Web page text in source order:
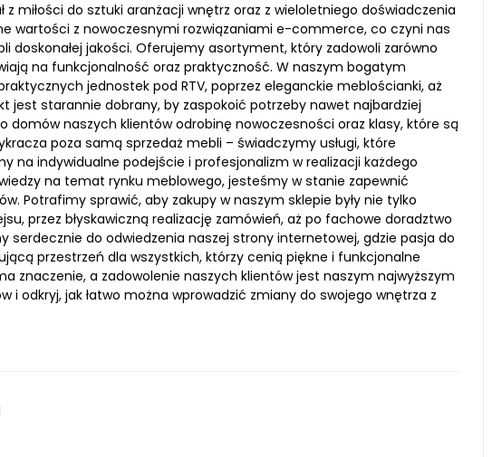
miłości do sztuki aranżacji wnętrz oraz z wieloletniego doświadczenia
wartości z nowoczesnymi rozwiązaniami e-commerce, co czyni nas
jakości. Oferujemy asortyment, który zadowoli zarówno
na funkcjonalność oraz praktyczność. W naszym bogatym
jednostek pod RTV, poprzez eleganckie meblościanki, aż
jest starannie dobrany, by zaspokoić potrzeby nawet najbardziej
naszych klientów odrobinę nowoczesności oraz klasy, które są
poza samą sprzedaż mebli – świadczymy usługi, które
na indywidualne podejście i profesjonalizm w realizacji każdego
na temat rynku meblowego, jesteśmy w stanie zapewnić
Potrafimy sprawić, aby zakupy w naszym sklepie były nie tylko
przez błyskawiczną realizację zamówień, aż po fachowe doradztwo
serdecznie do odwiedzenia naszej strony internetowej, gdzie pasja do
przestrzeń dla wszystkich, którzy cenią piękne i funkcjonalne
znaczenie, a zadowolenie naszych klientów jest naszym najwyższym
odkryj, jak łatwo można wprowadzić zmiany do swojego wnętrza z